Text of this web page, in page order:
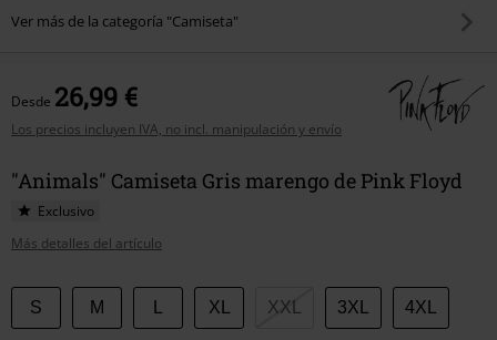
Ver más de la categoría "Camiseta"
Desde 26,99 €
Los precios incluyen IVA, no incl. manipulación y envío
"Animals" Camiseta Gris marengo de Pink Floyd
Exclusivo
Más detalles del artículo
Elige
tu
S M XL XXL 3XL 4XL